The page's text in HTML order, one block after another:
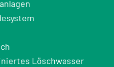
Löschwasser